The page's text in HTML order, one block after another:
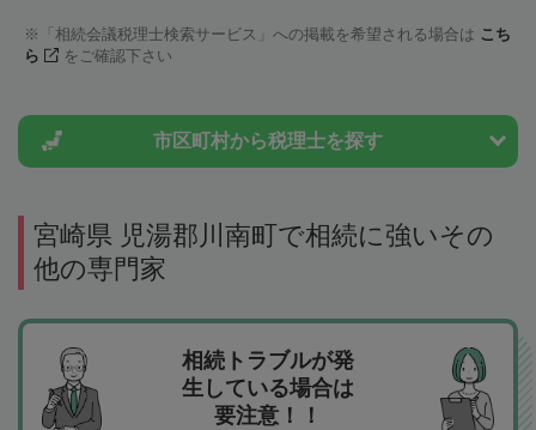
「相続会議税理士検索サービス」への掲載を希望される場合は こち
ら
をご確認下さい
市区町村から税理士を探す
宮崎県 児湯郡川南町で相続に強いその
他の専門家
相続トラブルが発
生している場合は
要注意！！